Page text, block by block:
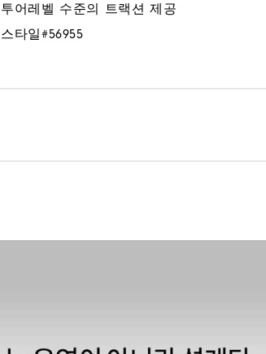
투어레벨 수준의 트랙션 제공
스타일#56955